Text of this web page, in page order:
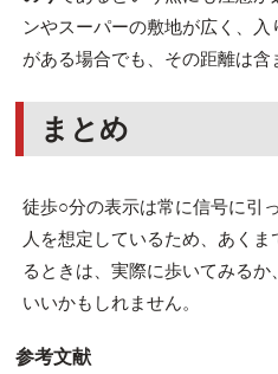
ンやスーパーの敷地が広く、
がある場合でも、その距離は含
まとめ
徒歩○分の表示は常に信号に引
人を想定しているため、あく
るときは、実際に歩いてみる
いいかもしれません。
参考文献